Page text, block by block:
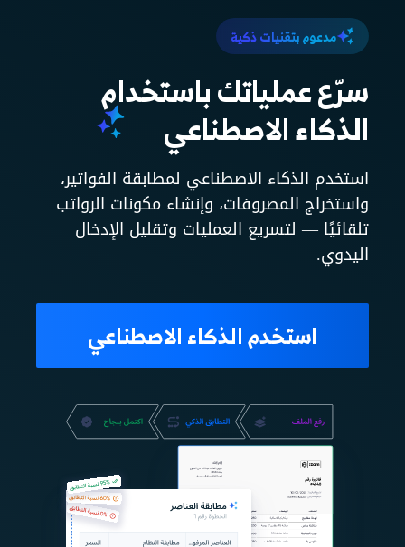
مدعوم بتقنيات ذكية
سرّع عملياتك باستخدام
الذكاء الاصطناعي
استخدم الذكاء الاصطناعي لمطابقة الفواتير،
واستخراج المصروفات، وإنشاء مكونات الرواتب
تلقائيًا — لتسريع العمليات وتقليل الإدخال
اليدوي.
استخدم الذكاء الاصطناعي